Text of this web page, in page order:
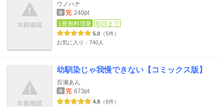
ウノハナ
巻 完 240pt
1冊無料増量
8/20まで
5.0 （5件）
お気に入り：740人
幼馴染じゃ我慢できない【コミックス版】
百瀬あん
巻 完 673pt
4.8 （6件）